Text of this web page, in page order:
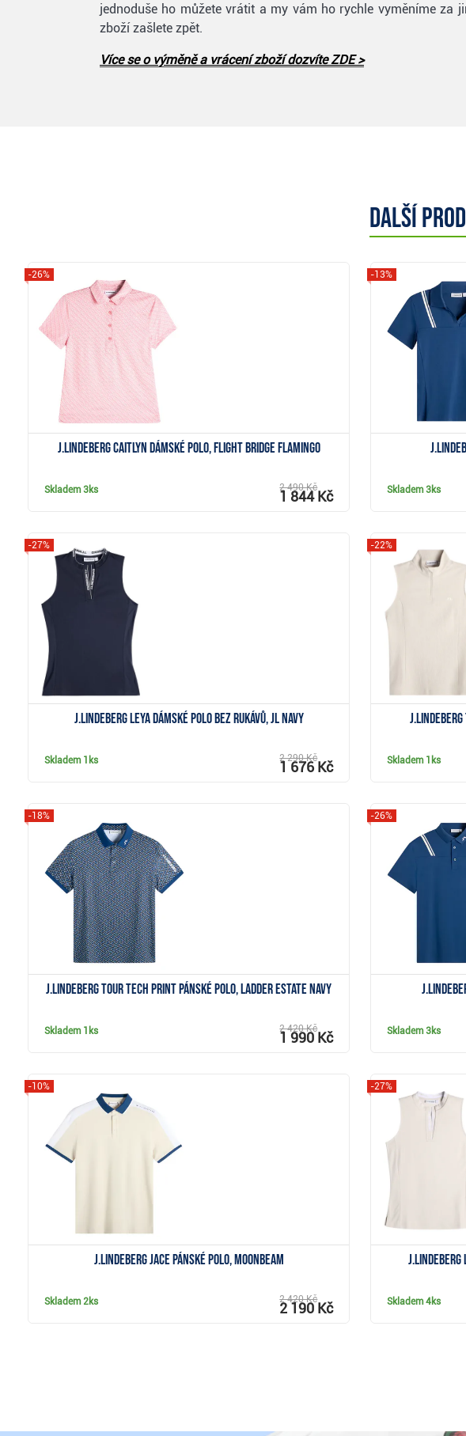
jednoduše ho můžete vrátit a my vám ho rychle vyměníme za
zboží zašlete zpět.
Více se o výměně a vrácení zboží dozvíte ZDE >
Další
J.Lindeberg Caitlyn dámské polo, flight bridge flamingo
-26%
Skladem3ks 2 490 Kč
1 844 Kč
-13%
Skladem3ks
J.Lindeberg Leya dámské polo bez rukávů, JL Navy
-27%
Skladem 1ks 2 290 Kč
1 676 Kč
-22%
Skladem 1ks
J.Lindeberg Tour Tech Print pánské polo, ladder estate navy
-18%
Skladem 1ks 2 420 Kč
1 990 Kč
-26%
Skladem3ks
J.Lindeberg Jace pánské polo, Moonbeam
-10%
Skladem2ks 2 420 Kč
2 190 Kč
J.Lindeberg
-27%
Skladem4ks